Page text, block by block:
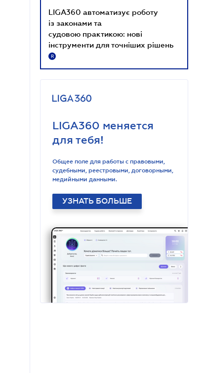
LIGA360 автоматизує роботу
із законами та
судовою практикою: нові
інструменти для точніших рішень
R
LIGA360 меняется
для тебя!
Общее поле для работы с правовыми,
судебными, реестровыми, договорными,
медийными данными.
УЗНАТЬ БОЛЬШЕ